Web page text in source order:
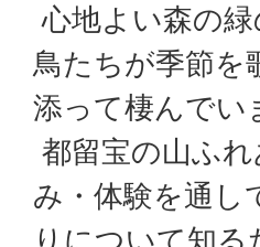
心地よい森の
鳥たちが季節を
添って棲んでい
都留宝の山ふ
み・体験を通し